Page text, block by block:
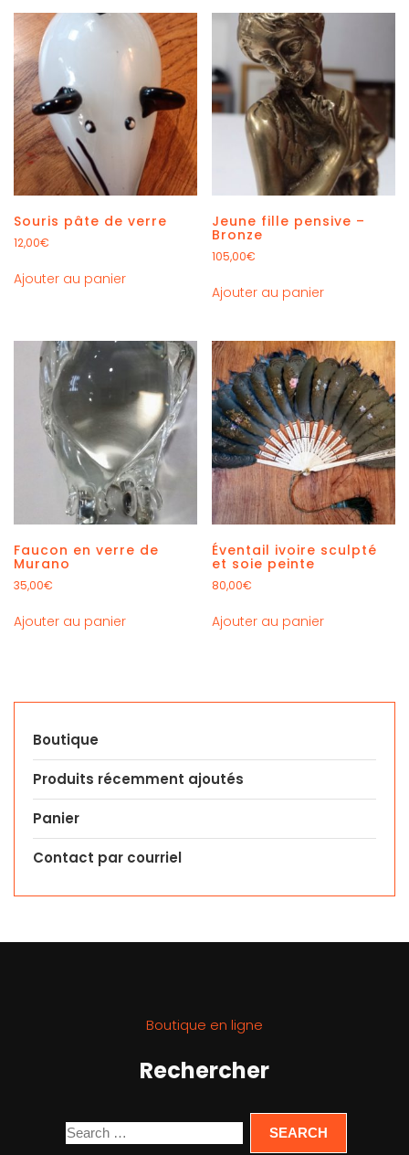
Souris pâte de verre
12,00€
Ajouter au panier
Jeune fille pensive –
Bronze
105,00€
Ajouter au panier
Faucon en verre de
Murano
35,00€
Ajouter au panier
Éventail ivoire sculpté
et soie peinte
80,00€
Ajouter au panier
Boutique
Produits récemment ajoutés
Panier
Contact par courriel
Boutique en ligne
Rechercher